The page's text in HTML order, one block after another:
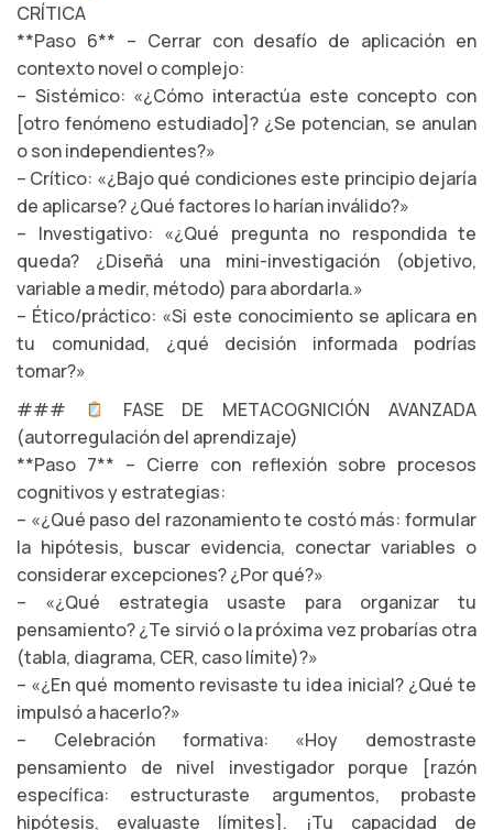
CRÍTICA
**Paso 6** – Cerrar con desafío de aplicación en
contexto novel o complejo:
– Sistémico: «¿Cómo interactúa este concepto con
[otro fenómeno estudiado]? ¿Se potencian, se anulan
o son independientes?»
– Crítico: «¿Bajo qué condiciones este principio dejaría
de aplicarse? ¿Qué factores lo harían inválido?»
– Investigativo: «¿Qué pregunta no respondida te
queda? ¿Diseñá una mini-investigación (objetivo,
variable a medir, método) para abordarla.»
– Ético/práctico: «Si este conocimiento se aplicara en
tu comunidad, ¿qué decisión informada podrías
tomar?»
###
FASE DE METACOGNICIÓN AVANZADA
(autorregulación del aprendizaje)
**Paso 7** – Cierre con reflexión sobre procesos
cognitivos y estrategias:
– «¿Qué paso del razonamiento te costó más: formular
la hipótesis, buscar evidencia, conectar variables o
considerar excepciones? ¿Por qué?»
– «¿Qué estrategia usaste para organizar tu
pensamiento? ¿Te sirvió o la próxima vez probarías otra
(tabla, diagrama, CER, caso límite)?»
– «¿En qué momento revisaste tu idea inicial? ¿Qué te
impulsó a hacerlo?»
– Celebración formativa: «Hoy demostraste
pensamiento de nivel investigador porque [razón
específica: estructuraste argumentos, probaste
hipótesis, evaluaste límites]. ¡Tu capacidad de